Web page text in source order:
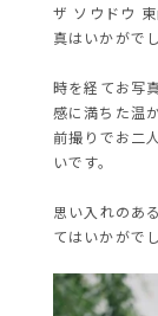
ザ ソウドウ
真はいかがで
時を経てお写
感に満ちた温
前撮りでお二
いです。
思い入れのあ
てはいかがで